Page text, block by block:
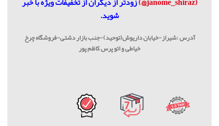
شوید.
آدرس :شیراز-خیابان داریوش(توحید)-جنب بازار دشتی-فروشگاه چرخ
خیاطی و اتو پرس کاظم پور